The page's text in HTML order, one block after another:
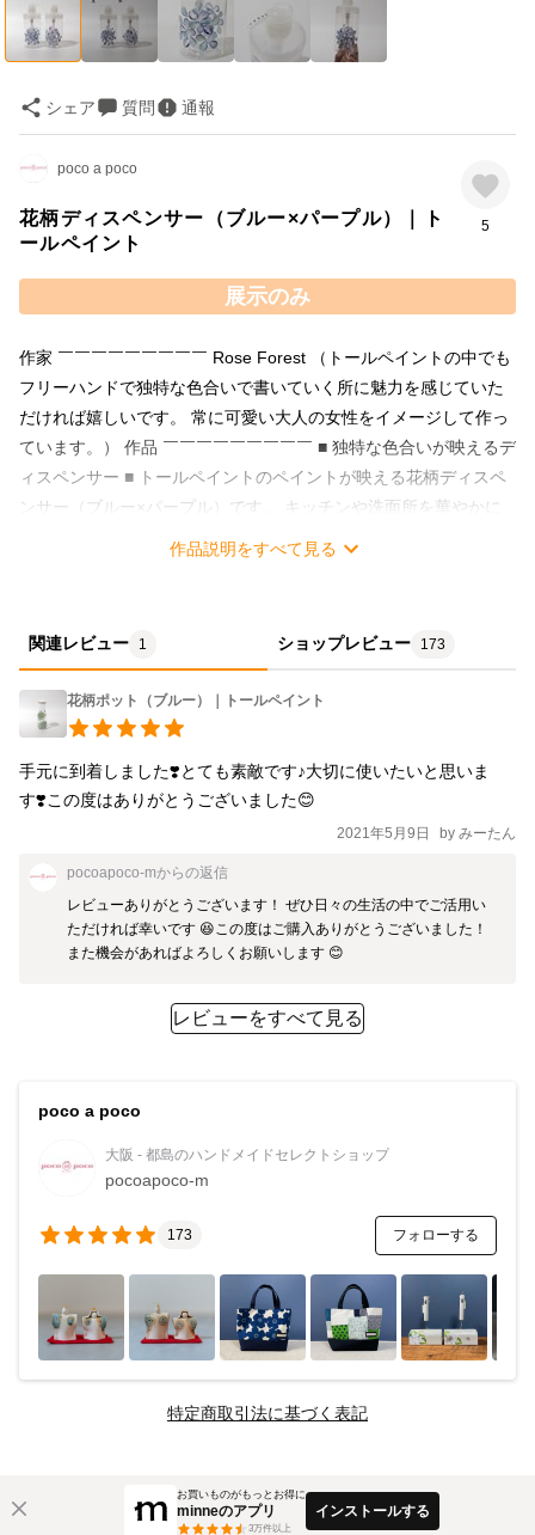
シェア 質問 通報
poco a poco
花柄ディスペンサー（ブルー×パープル）｜ト
ールペイント
5
展示のみ
作家 ￣￣￣￣￣￣￣￣￣ Rose Forest （トールペイントの中でも
フリーハンドで独特な色合いで書いていく所に魅力を感じていた
だければ嬉しいです。 常に可愛い大人の女性をイメージして作っ
ています。） 作品 ￣￣￣￣￣￣￣￣￣ ■ 独特な色合いが映えるデ
ィスペンサー ■ トールペイントのペイントが映える花柄ディスペ
ンサー（ブルー×パープル）です。 キッチンや洗面所を華やかに
彩ってみてはいかがでしょうか。 サイズ ￣￣￣￣￣￣￣￣￣ 約
知らせください。 A（写真左）：SOLD OUT B（写真右）：在
庫 1
作品説明をすべて見る
関連レビュー 1 ショップレビュー 173
花柄ポット（ブルー）｜トールペイント
手元に到着しました❣️とても素敵です♪大切に使いたいと思いま
す❣️この度はありがとうございました😊
2021年5月9日 by みーたん
pocoapoco-mからの返信
レビューありがとうございます！ ぜひ日々の生活の中でご活用い
ただければ幸いです 😆この度はご購入ありがとうございました！
また機会があればよろしくお願いします 😊
レビューをすべて見る
poco a poco
大阪 - 都島のハンドメイドセレクトショップ
pocoapoco-m
173 フォローする
特定商取引法に基づく表記
お買いものがもっとお得に
minneのアプリ
3万件以上
インストールする